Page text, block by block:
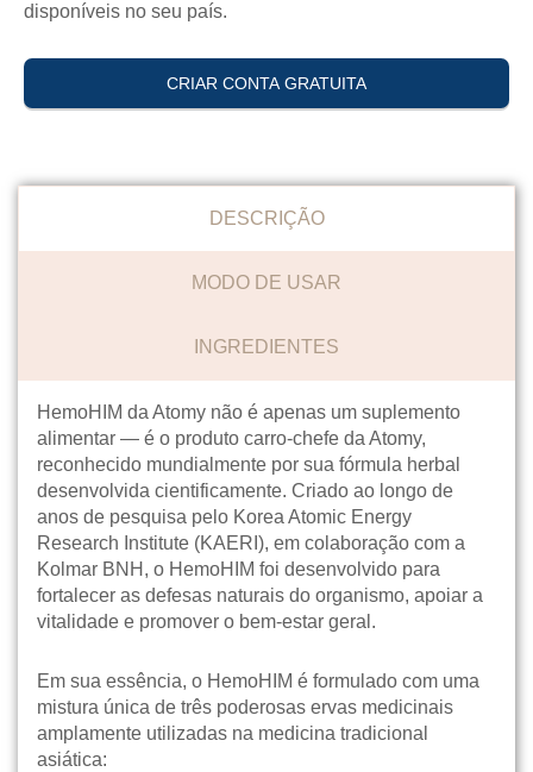
disponíveis no seu país.
CRIAR CONTA GRATUITA
DESCRIÇÃO
MODO DE USAR
INGREDIENTES
HemoHIM da Atomy não é apenas um suplemento
alimentar — é o produto carro-chefe da Atomy,
reconhecido mundialmente por sua fórmula herbal
desenvolvida cientificamente. Criado ao longo de
anos de pesquisa pelo Korea Atomic Energy
Research Institute (KAERI), em colaboração com a
Kolmar BNH, o HemoHIM foi desenvolvido para
fortalecer as defesas naturais do organismo, apoiar a
vitalidade e promover o bem-estar geral.
Em sua essência, o HemoHIM é formulado com uma
mistura única de três poderosas ervas medicinais
amplamente utilizadas na medicina tradicional
asiática: